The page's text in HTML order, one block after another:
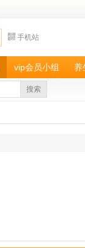
手机站
vip会员小组 养
搜索